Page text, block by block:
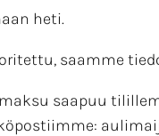
heti.
saamme
saapuu